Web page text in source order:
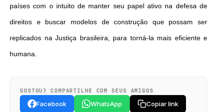
países com o intuito de manter seu papel ativo na defesa de
direitos e buscar modelos de construção que possam ser
replicados na Justiça brasileira, para torná-la mais eficiente e
humana.
GOSTOU? COMPARTILHE COM SEUS AMIGOS
Facebook WhatsApp Copiar link